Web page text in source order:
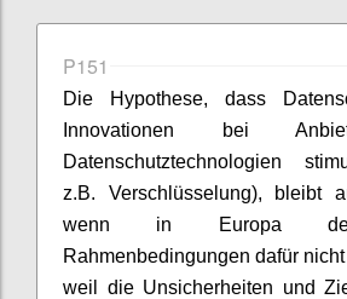
P151
Die Hypothese, dass
Innovationen bei
Datenschutztechnologien
z.B. Verschlüsselung), bleibt
wenn in Europa
Rahmenbedingungen dafür
weil die Unsicherheiten und